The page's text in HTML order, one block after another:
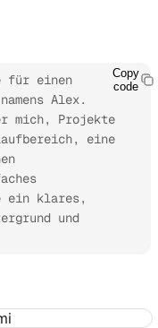
für einen
Alex.
mich, Projekte
eine
ein klares,
und
Copy
code